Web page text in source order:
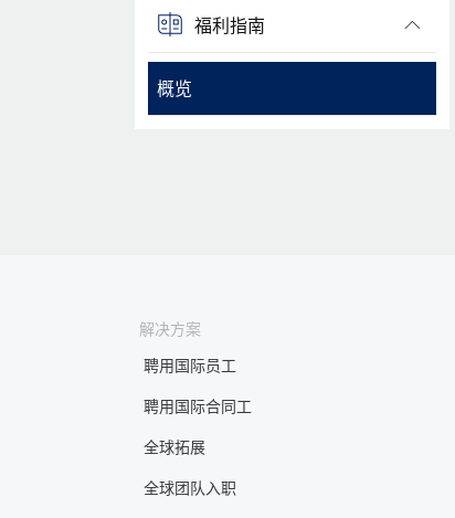
福利指南
概览
解决方案
聘用国际员工
聘用国际合同工
全球拓展
全球团队入职